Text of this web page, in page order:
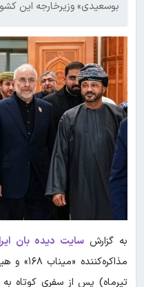
بوسعیدی» وزیرخارجه این
به گزارشسایت دیده بان
تیرماه) پس از سفری کوتاه